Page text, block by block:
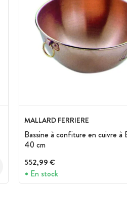
MALLARD FERRIERE
Bassine à confiture en cuivre à
40 cm
552,99 €
En stock